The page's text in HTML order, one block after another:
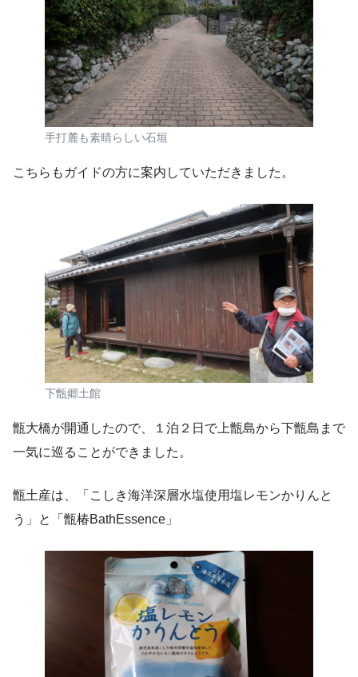
手打麓も素晴らしい石垣
こちらもガイドの方に案内していただきました。
下甑郷土館
甑大橋が開通したので、１泊２日で上甑島から下甑島まで
一気に巡ることができました。
甑土産は、「こしき海洋深層水塩使用塩レモンかりんと
う」と「甑椿BathEssence」